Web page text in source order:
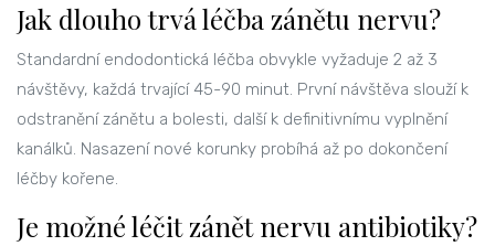
Jak dlouho trvá léčba zánětu nervu?
Standardní endodontická léčba obvykle vyžaduje 2 až 3
návštěvy, každá trvající 45-90 minut. První návštěva slouží k
odstranění zánětu a bolesti, další k definitivnímu vyplnění
kanálků. Nasazení nové korunky probíhá až po dokončení
léčby kořene.
Je možné léčit zánět nervu antibiotiky?